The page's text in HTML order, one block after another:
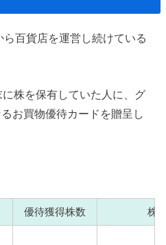
百貨店を運営し続けている
株を保有していた人に、グ
お買物優待カードを贈呈し
優待獲得株数 株